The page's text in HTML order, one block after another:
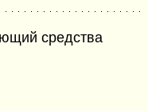
средства